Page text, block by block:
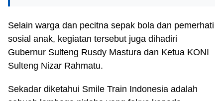
Selain warga dan pecitna sepak bola dan pemerhati
sosial anak, kegiatan tersebut juga dihadiri
Gubernur Sulteng Rusdy Mastura dan Ketua KONI
Sulteng Nizar Rahmatu.
Sekadar diketahui Smile Train Indonesia adalah